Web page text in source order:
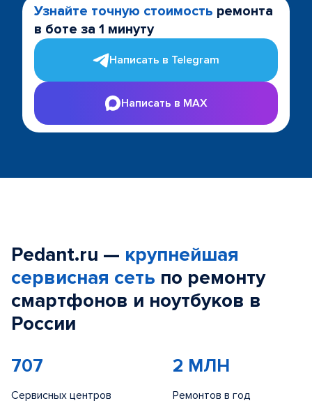
Узнайте точную стоимость ремонта
в боте за 1 минуту
Написать в Telegram
Написать в MAX
Pedant.ru — крупнейшая
сервисная сеть по ремонту
смартфонов и ноутбуков в
России
707
Сервисных центров
2 МЛН
Ремонтов в год